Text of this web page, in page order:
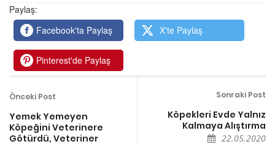
Paylaş:
Facebook'ta Paylaş
X'te Paylaş
Pinterest'de Paylaş
Önceki Post
Yemek Yemeyen
Köpeğini Veterinere
Götürdü, Veteriner
Sonraki Post
Köpekleri Evde Yalnız
Kalmaya Alıştırma
22.05.2020